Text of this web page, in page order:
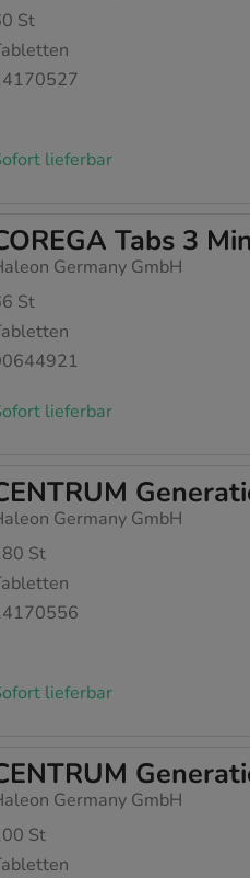
St
lieferbar
Tabs 3
Germany GmbH
St
lieferbar
Germany GmbH
St
lieferbar
Germany GmbH
St